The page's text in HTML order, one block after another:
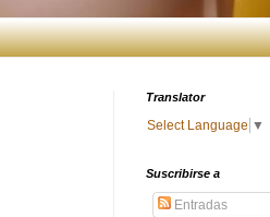
Translator
Select Language ▼
Suscribirse a
Entradas